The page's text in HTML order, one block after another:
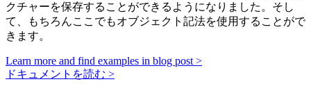
クチャーを保存することができるようになりました。そし
て、もちろんここでもオブジェクト記法を使用することがで
きます。
Learn more and find examples in blog post >
ドキュメントを読む >